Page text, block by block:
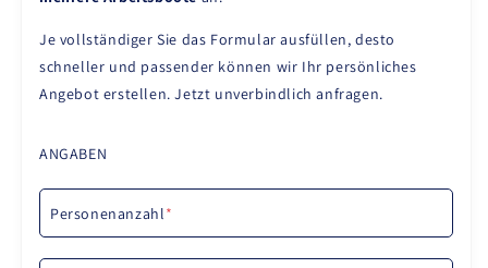
Je vollständiger Sie das Formular ausfüllen, desto
schneller und passender können wir Ihr persönliches
Angebot erstellen. Jetzt unverbindlich anfragen.
ANGABEN
Personenanzahl*